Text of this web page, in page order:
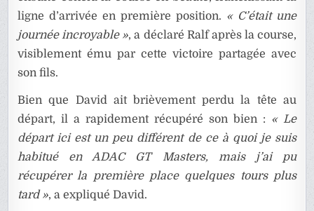
ligne d’arrivée en première position. « C’était une
journée incroyable », a déclaré Ralf après la course,
visiblement ému par cette victoire partagée avec
son fils.
Bien que David ait brièvement perdu la tête au
départ, il a rapidement récupéré son bien : « Le
départ ici est un peu différent de ce à quoi je suis
habitué en ADAC GT Masters, mais j’ai pu
récupérer la première place quelques tours plus
tard », a expliqué David.